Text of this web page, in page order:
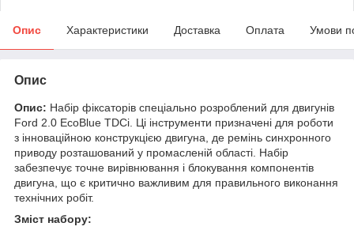
Опис Характеристики Доставка Оплата Умови
Опис
Опис: Набір фіксаторів спеціально розроблений для двигунів
Ford 2.0 EcoBlue TDCi. Ці інструменти призначені для роботи
з інноваційною конструкцією двигуна, де ремінь синхронного
приводу розташований у промасленій області. Набір
забезпечує точне вирівнювання і блокування компонентів
двигуна, що є критично важливим для правильного виконання
технічних робіт.
Зміст набору: